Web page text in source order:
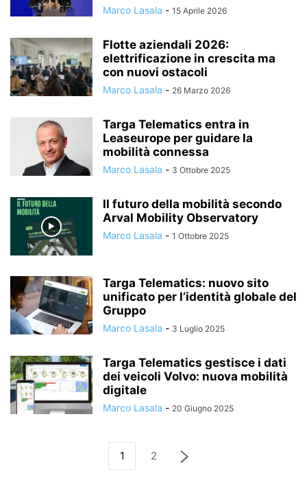
Marco Lasala - 15 Aprile 2026
Flotte aziendali 2026:
elettrificazione in crescita ma
con nuovi ostacoli
Marco Lasala - 26 Marzo 2026
Targa Telematics entra in
Leaseurope per guidare la
mobilità connessa
Marco Lasala - 3 Ottobre 2025
Il futuro della mobilità secondo
Arval Mobility Observatory
Marco Lasala - 1 Ottobre 2025
Targa Telematics: nuovo sito
unificato per l’identità globale del
Gruppo
Marco Lasala - 3 Luglio 2025
Targa Telematics gestisce i dati
dei veicoli Volvo: nuova mobilità
digitale
Marco Lasala - 20 Giugno 2025
1 2